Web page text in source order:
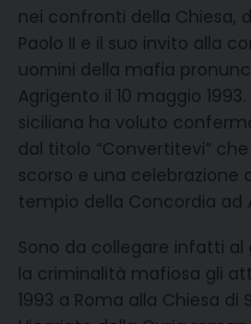
nei confronti della Chiesa,
Paolo II e il suo invito alla
uomini della mafia
Agrigento il 10 maggio
siciliana ha voluto
dal titolo “Convertitevi”
scorso e una celebrazione
tempio della Concordia ad
Sono da collegare infatti al
la criminalità mafiosa gli
1993 a Roma alla Chiesa di